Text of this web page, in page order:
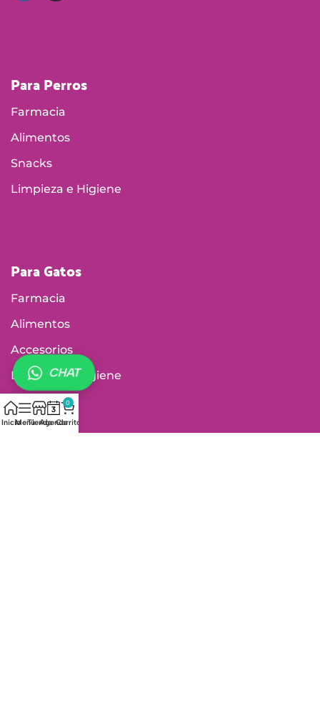
Para Perros
Farmacia
Alimentos
Snacks
Limpieza e Higiene
Para Gatos
Farmacia
Alimentos
Accesorios
Limpieza e Higiene
Arenas
CHAT
InicioMenúTiendaAgenda
0
Carrito